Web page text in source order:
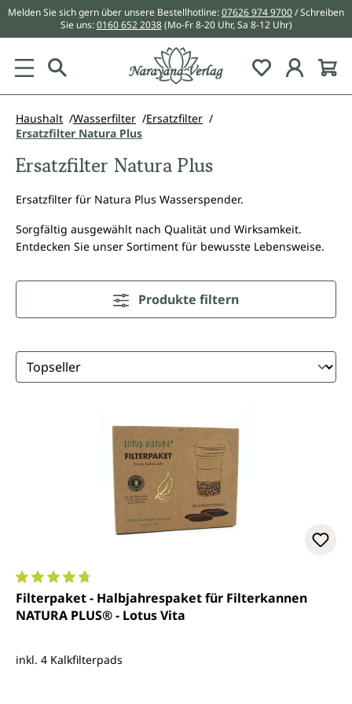
springen
Melden Sie sich gern über unsere Bestellhotline:07626 974 9700/ Schreiben
Sie uns:0160 652 2038 (Mo-Fr 8-20 Uhr, Sa 8-12 Uhr)
Du hast 0
Haushalt Wasserfilter
Ersatzfilter
Ersatzfilter Natura Plus
Ersatzfilter Natura Plus
Ersatzfilter für Natura Plus Wasserspender.
Sorgfältig ausgewählt nach Qualität und Wirksamkeit.
Entdecken Sie unser Sortiment für bewusste Lebensweise.
Produkte filtern
Durchschnittliche Bewertung von 4.7 von 5 Sternen
Filterpaket - Halbjahrespaket für Filterkannen
NATURA PLUS® - Lotus Vita
inkl. 4 Kalkfilterpads